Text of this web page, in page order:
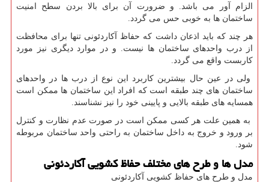
الزام آور می باشد. و ضرورت آن برای بالا بردن سطح امنیت
ساختمان ها به خوبی حس می گردد.
هر چند که باید اذعان داشت که حفاظ آکاردئونی تنها برای محافظت
از درب واحدهای ساختمان ها نیست. و در موارد دیگری نیز مورد
کاربست واقع می گردد.
ولی در عین حال بیشترین کاربرد این نوع از درب ها در واحدهای
ساختمان های چند طبقه است که افراد این ساختمان ها ممکن است
همسایه های طبقه بالایی و پایینی خود را نیز نشناسند.
به همین علت هر کسی ممکن است در صورت عدم نظارت و کنترل
بر ورود و خروج به داخل ساختمان به راحتی واحد ساختمان مربوطه
شود.
مدل ها و طرح های مختلف حفاظ کشویی آکاردئونی
مدل و طرح های حفاظ کشویی آکاردئونی